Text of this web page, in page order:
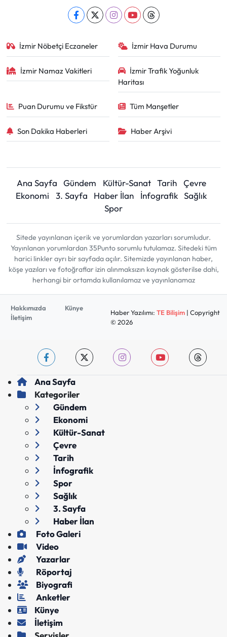
İzmir Nöbetçi Eczaneler İzmir Hava Durumu
İzmir Namaz Vakitleri
İzmir Trafik Yoğunluk
Haritası
Puan Durumu ve Fikstür Tüm Manşetler
Son Dakika Haberleri Haber Arşivi
Ana Sayfa Gündem Kültür-Sanat Tarih
Çevre
Ekonomi
3. Sayfa Haber İlan İnfografik Sağlık
Spor
Sitede yayınlanan içerik ve yorumlardan yazarları sorumludur.
Yayınlanan yorumlardan 35Punto sorumlu tutulamaz. Sitedeki tüm
harici linkler ayrı bir sayfada açılır. Sitemizde yayınlanan haber,
köşe yazıları ve fotoğraflar izin alınmaksızın kaynak gösterilse dahi,
herhangi bir ortamda kullanılamaz ve yayınlanamaz
Hakkımızda
Künye
İletişim
Haber Yazılımı: TE Bilişim| Copyright
© 2026
Ana Sayfa
Kategoriler
Gündem
Ekonomi
Kültür-Sanat
Çevre
Tarih
İnfografik
Spor
Sağlık
3. Sayfa
Haber İlan
Foto Galeri
Video
Yazarlar
Röportaj
Biyografi
Anketler
Künye
İletişim